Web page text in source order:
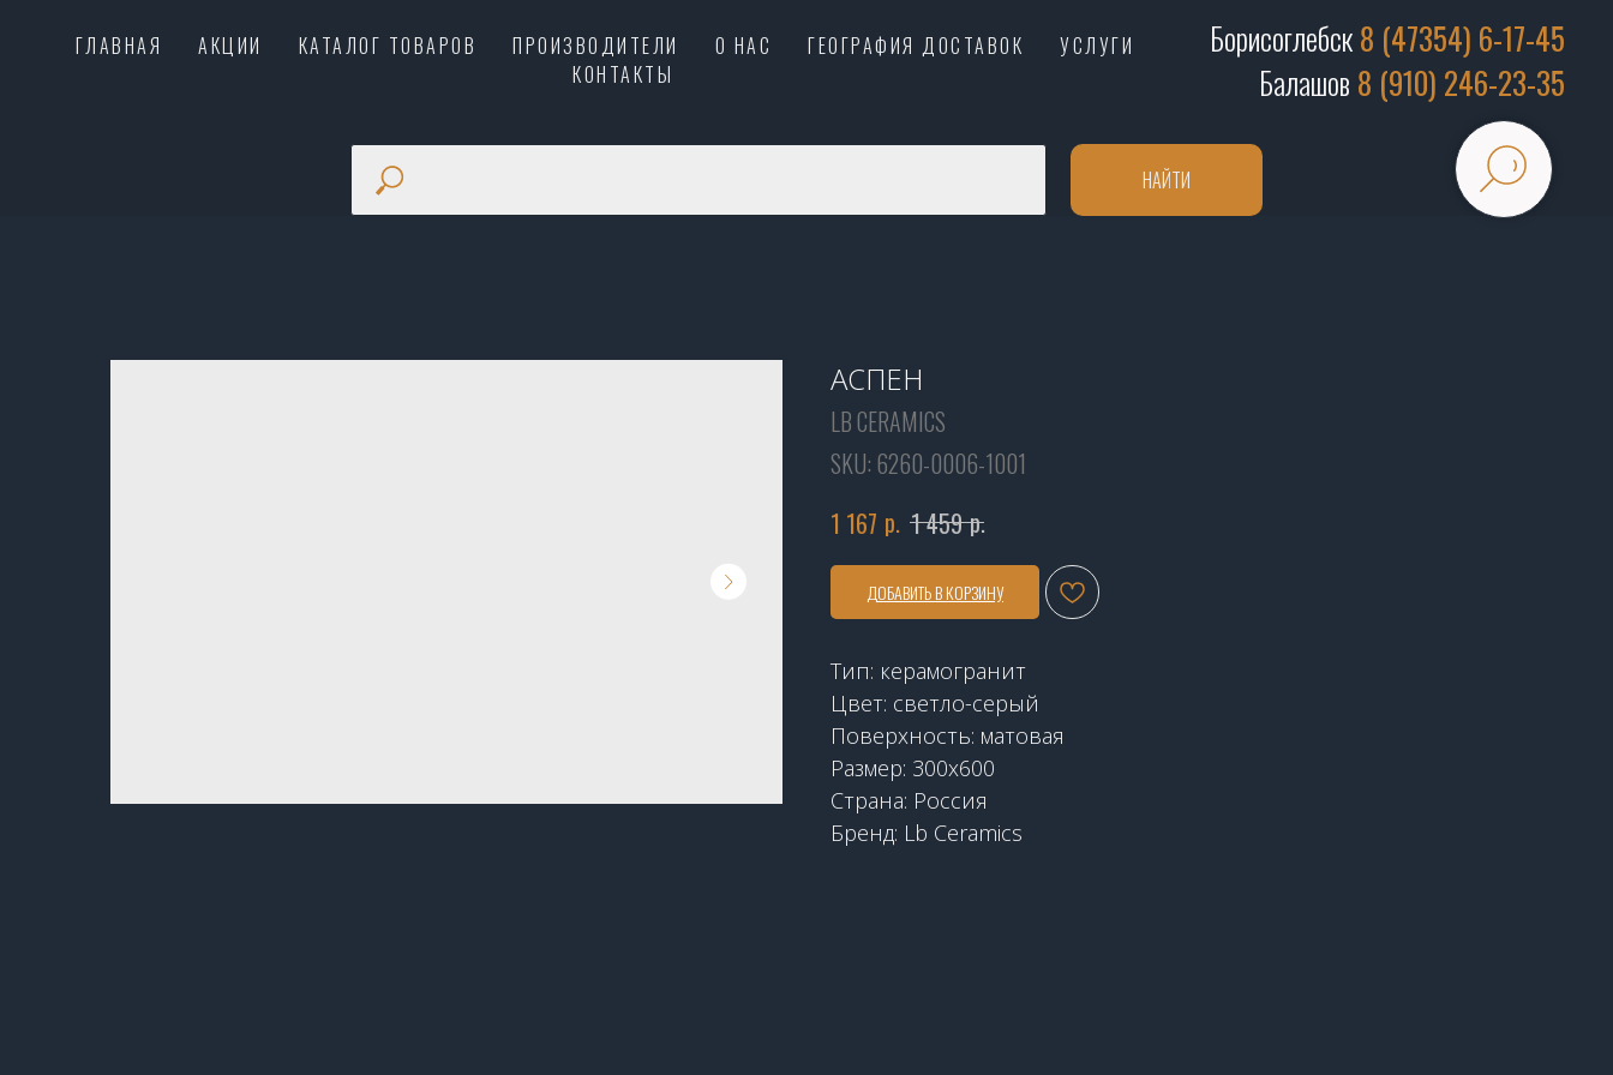
ГЛАВНАЯ АКЦИИ КАТАЛОГ ТОВАРОВ ПРОИЗВОДИТЕЛИ О НАС ГЕОГРАФИЯ ДОСТАВОК
УСЛУГИ
КОНТАКТЫ
Борисоглебск8 (47354) 6-17-45
Балашов 8 (910) 246-23-35
НАЙТИ
АСПЕН
LB CERAMICS
SKU: 6260-0006-1001
1 167 р. 1 459 р.
ДОБАВИТЬ В КОРЗИНУ
Тип: керамогранит
Цвет: светло-серый
Поверхность: матовая
Размер: 300х600
Страна: Россия
Бренд: Lb Ceramics